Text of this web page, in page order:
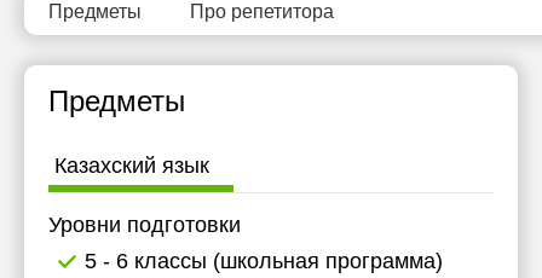
Предметы Про репетитора
Предметы
Казахский язык
Уровни подготовки
5 - 6 классы (школьная программа)